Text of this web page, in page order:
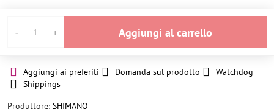
Aggiungi al carrello
Aggiungi ai preferiti Domanda sul prodotto
Watchdog
Shippings
Produttore: SHIMANO